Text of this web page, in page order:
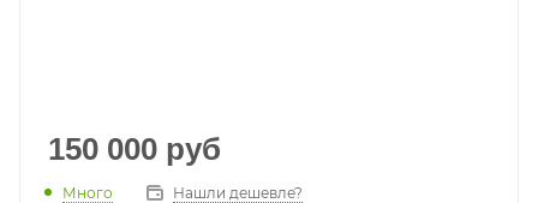
150 000 руб
Много Нашли дешевле?